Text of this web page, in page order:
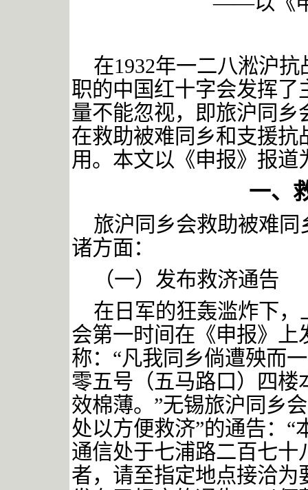
在1932年一二八淞沪抗
职的中国红十字会发挥
量不能忽视，即旅沪同
在救助被难同乡和支援
用。本文以《申报》报
一、
旅沪同乡会救助被难
诸方面：
（一）发布救济通告
在日军的狂轰滥炸下
会第一时间在《申报》
称： “凡我同乡倘遭殃而
零五号（五马路口）四
效棉薄。”无锡旅沪同乡
处以方便救济”的通告：
通信处于七浦路二百七
者，请至指定地点接洽为